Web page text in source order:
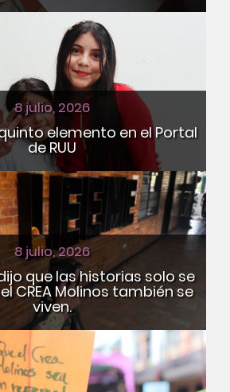
8 julio, 2026
elemento en el Portal
de RUU
8 julio, 2026
que las historias solo se
CREA Molinos también se
viven.